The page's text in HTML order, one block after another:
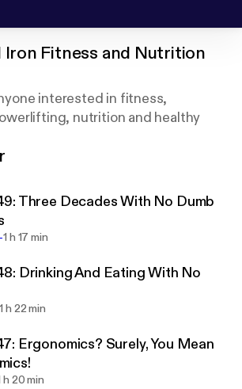
Iron Fitness and Nutrition
interested in fitness,
nutrition and healthy
Three Decades With No Dumb
-1 h 17 min
Drinking And Eating With No
1 h 22 min
Surely, You Mean
h 20 min